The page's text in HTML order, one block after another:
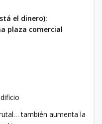
el dinero):
plaza comercial
también aumenta la